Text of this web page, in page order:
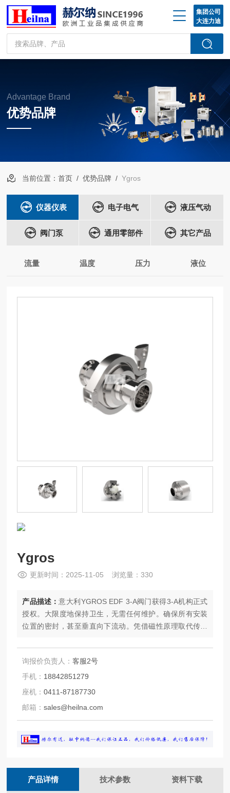
集团公司
大连力迪
Advantage Brand
优势品牌
当前位置：首页 /优势品牌 /Ygros
仪器仪表 电子电气 液压气动
阀门泵 通用零部件 其它产品
流量 温度 压力 液位
Ygros
更新时间：2025-11-05 浏览量：330
产品描述：意大利YGROS EDF 3-A阀门获得3-A机构正式
授权。大限度地保持卫生，无需任何维护。确保所有安装
位置的密封，甚至垂直向下流动。凭借磁性原理取代传统
新标准。适用于流体和蒸汽。可耐受高达 220°C 的高温。
询报价负责人：客服2号
手机： 18842851279
座机：0411-87187730
邮箱：sales@heilna.com
产品详情 技术参数 资料下载